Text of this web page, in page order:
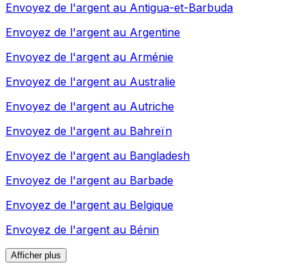
Envoyez de l'argent au Antigua-et-Barbuda
Envoyez de l'argent au Argentine
Envoyez de l'argent au Arménie
Envoyez de l'argent au Australie
Envoyez de l'argent au Autriche
Envoyez de l'argent au Bahreïn
Envoyez de l'argent au Bangladesh
Envoyez de l'argent au Barbade
Envoyez de l'argent au Belgique
Envoyez de l'argent au Bénin
Afficher plus